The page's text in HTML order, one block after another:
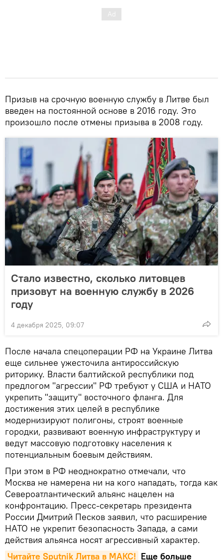
Призыв на срочную военную службу в Литве был
введен на постоянной основе в 2016 году. Это
произошло после отмены призыва в 2008 году.
Стало известно, сколько литовцев
призовут на военную службу в 2026
году
4 декабря 2025, 09:07
После начала спецоперации РФ на Украине Литва
еще сильнее ужесточила антироссийскую
риторику. Власти балтийской республики под
предлогом "агрессии" РФ требуют у США и НАТО
укрепить "защиту" восточного фланга. Для
достижения этих целей в республике
модернизируют полигоны, строят военные
городки, развивают военную инфраструктуру и
ведут массовую подготовку населения к
потенциальным боевым действиям.
При этом в РФ неоднократно отмечали, что
Москва не намерена ни на кого нападать, тогда как
Североатлантический альянс нацелен на
конфронтацию. Пресс-секретарь президента
России Дмитрий Песков заявил, что расширение
НАТО не укрепит безопасность Запада, а сами
действия альянса носят агрессивный характер.
Читайте Sputnik Литва в MAКС! Еще больше